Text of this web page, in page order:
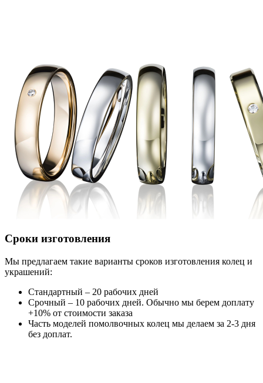
Сроки изготовления
Мы предлагаем такие варианты сроков изготовления колец и
украшений:
Стандартный – 20 рабочих дней
Срочный – 10 рабочих дней. Обычно мы берем доплату
+10% от стоимости заказа
Часть моделей помолвочных колец мы делаем за 2-3 дня
без доплат.